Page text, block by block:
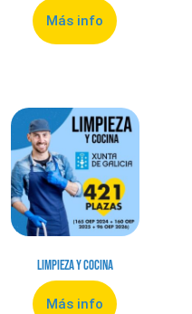
Más info
Limpieza y Cocina
Más info